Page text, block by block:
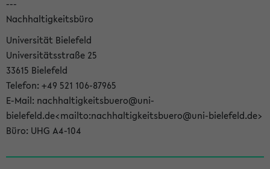
---
Nachhaltigkeitsbüro
Universität Bielefeld
Universitätsstraße 25
33615 Bielefeld
Telefon: +49 521 106-87965
E-Mail: nachhaltigkeitsbuero@uni-
bielefeld.de<mailto:nachhaltigkeitsbuero@uni-bielefeld.de>
Büro: UHG A4-104